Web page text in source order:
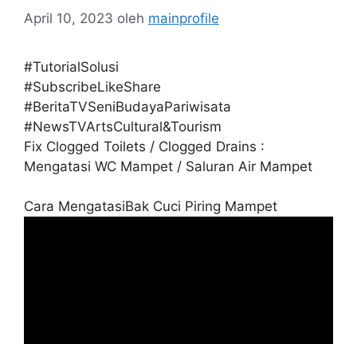
April 10, 2023 oleh mainprofile
#TutorialSolusi
#SubscribeLikeShare
#BeritaTVSeniBudayaPariwisata
#NewsTVArtsCultural&Tourism
Fix Clogged Toilets / Clogged Drains :
Mengatasi WC Mampet / Saluran Air Mampet
Cara MengatasiBak Cuci Piring Mampet